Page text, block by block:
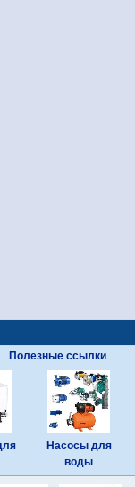
Полезные ссылки
Насосы для
воды